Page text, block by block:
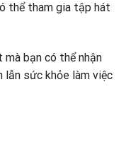
thể tham gia tập hát
mà bạn có thể nhận
lẫn sức khỏe làm việc